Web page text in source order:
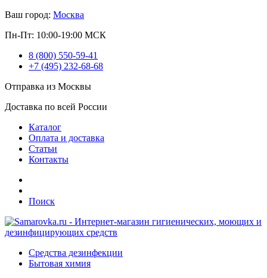
Ваш город: Москва
Пн-Пт: 10:00-19:00 МСК
8 (800) 550-59-41
+7 (495) 232-68-68
Отправка из Москвы
Доставка по всей России
Каталог
Оплата и доставка
Статьи
Контакты
Поиск
Средства дезинфекции
Бытовая химия